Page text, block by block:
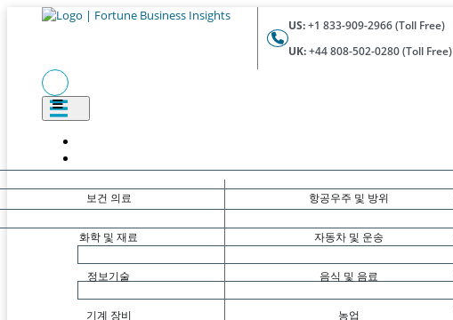
US:+1 833-909-2966 (Toll Free)
UK:+44 808-502-0280 (Toll Free)
보건 의료
화학 및 재료
정보기술
기계 장비
항공우주 및 방위
자동차 및 운송
음식 및 음료
농업